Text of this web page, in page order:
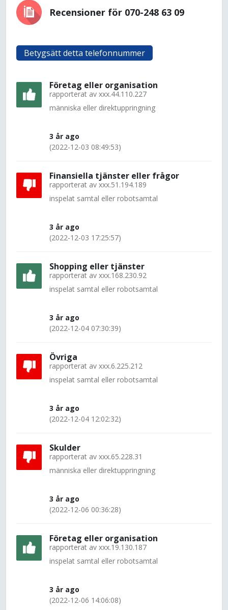
Recensioner för 070-248 63 09
Betygsätt detta telefonnummer
Företag eller organisation
rapporterat av xxx.44.110.227
människa eller direktuppringning
3 år ago
(2022-12-03 08:49:53)
Finansiella tjänster eller frågor
rapporterat av xxx.51.194.189
inspelat samtal eller robotsamtal
3 år ago
(2022-12-03 17:25:57)
Shopping eller tjänster
rapporterat av xxx.168.230.92
inspelat samtal eller robotsamtal
3 år ago
(2022-12-04 07:30:39)
Övriga
rapporterat av xxx.6.225.212
inspelat samtal eller robotsamtal
3 år ago
(2022-12-04 12:02:32)
Skulder
rapporterat av xxx.65.228.31
människa eller direktuppringning
3 år ago
(2022-12-06 00:36:28)
Företag eller organisation
rapporterat av xxx.19.130.187
inspelat samtal eller robotsamtal
3 år ago
(2022-12-06 14:06:08)